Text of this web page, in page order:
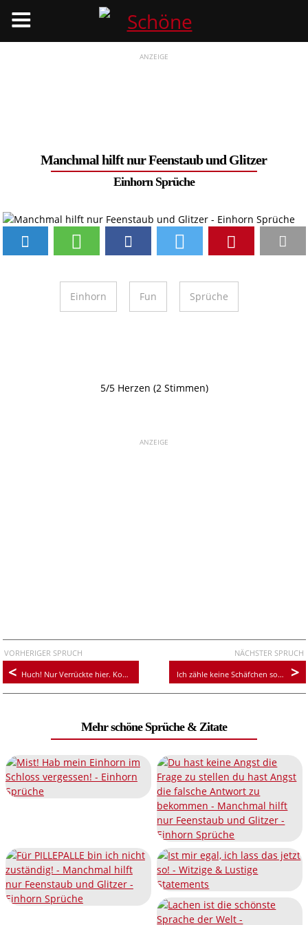
ANZEIGE
Manchmal hilft nur Feenstaub und Glitzer
Einhorn Sprüche
Einhorn Fun Sprüche
5/5 Herzen (2 Stimmen)
ANZEIGE
VORHERIGER SPRUCH
Huch! Nur Verrückte hier. Komm Einhorn, wir gehen!
NÄCHSTER SPRUCH
Ich zähle keine Schäfchen sondern Einhörner
Mehr schöne Sprüche & Zitate